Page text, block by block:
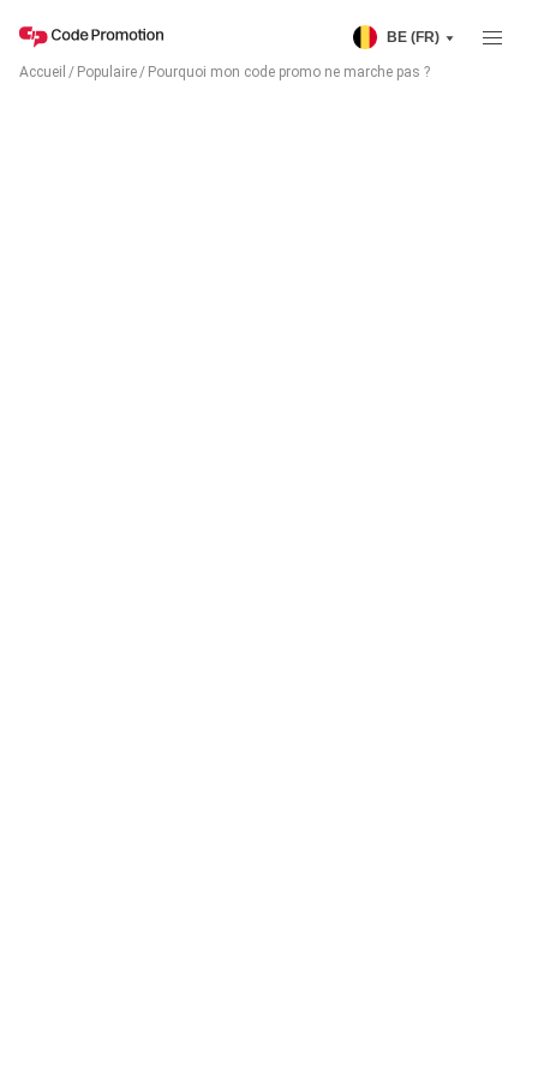
BE (FR)
Accueil / Populaire/ Pourquoi mon code promo ne marche pas ?